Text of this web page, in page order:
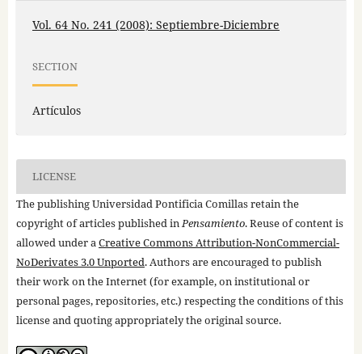
Vol. 64 No. 241 (2008): Septiembre-Diciembre
SECTION
Artículos
LICENSE
The publishing Universidad Pontificia Comillas retain the
copyright of articles published inPensamiento. Reuse of content is
allowed under aCreative Commons Attribution-NonCommercial-
NoDerivates 3.0 Unported. Authors are encouraged to publish
their work on the Internet (for example, on institutional or
personal pages, repositories, etc.) respecting the conditions of this
license and quoting appropriately the original source.